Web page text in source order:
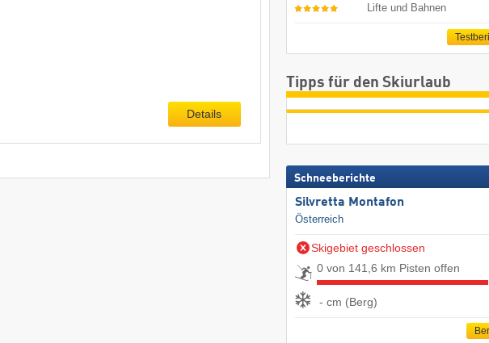
Details
Lifte und Bahnen
Tipps für den Skiurlaub
Schneeberichte
Silvretta Montafon
Österreich
Skigebiet geschlossen
0 von 141,6 km Pisten offen
- cm (Berg)